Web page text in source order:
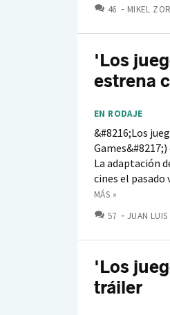
46
MIKEL
'Los
estrena
EN RODAJE
&#8216;Los
La adaptación
cines el pasado
MÁS »
57
JUAN LUIS
'Los
tráiler